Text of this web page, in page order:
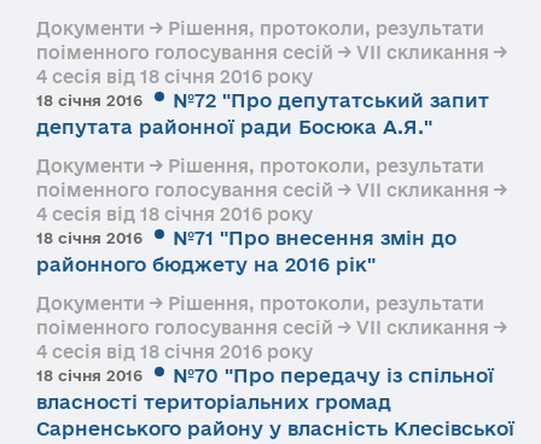
Документи → Рішення, протоколи, результати
поіменного голосування сесій → VII скликання →
4 сесія від 18 січня 2016 року
18 січня 2016
№72 "Про депутатський запит
депутата районної ради Босюка А.Я."
Документи → Рішення, протоколи, результати
поіменного голосування сесій → VII скликання →
4 сесія від 18 січня 2016 року
18 січня 2016
№71 "Про внесення змін до
районного бюджету на 2016 рік"
Документи → Рішення, протоколи, результати
поіменного голосування сесій → VII скликання →
4 сесія від 18 січня 2016 року
18 січня 2016
№70 "Про передачу із спільної
власності територіальних громад
Сарненського району у власність Клесівської